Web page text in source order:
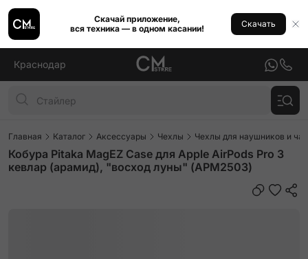
Скачай приложение,
вся техника — в одном касании!
Скачать
Краснодар
Главная Каталог Аксессуары Чехлы Чехлы для наушников и
Кобура Pitaka MagEZ Case для Apple AirPods Pro 3
кевлар (арамид), "восход луны" (APM2503)